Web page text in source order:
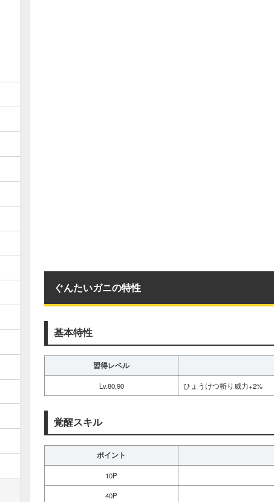
ぐんたいガニの特性
基本特性
習得レベル
Lv.80,90 ひょうけつ斬り威力+2%
覚醒スキル
ポイント
10P
40P